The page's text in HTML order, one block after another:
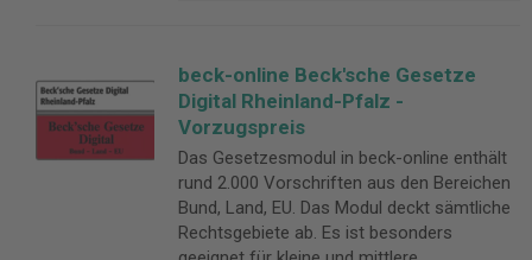
UN- und sonstigen internationalen
Vorschriften Landesrecht Rheinland-Pfalz
Alle wichtigen Normen aus:
Verfassungsrecht Rechtspflege, materielles
Privatrecht Allgemeines Verwaltungsrecht
Kommunalrecht Ordnungsrecht
Vermessungswesen, Denkmalschutz, Bau-
und Wohnungswesen, Enteignung Feuer-,
beck-online Beck'sche Gesetze
Digital Rheinland-Pfalz -
Vorzugspreis
Das Gesetzesmodul in beck-online enthält
rund 2.000 Vorschriften aus den Bereichen
Bund, Land, EU. Das Modul deckt sämtliche
Rechtsgebiete ab. Es ist besonders